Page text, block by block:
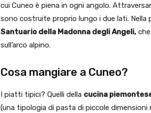
cui Cuneo è piena in ogni angolo.
sono costruite proprio lungo i due lati.
Santuario della Madonna degli Angeli,
sull’arco alpino.
Cosa mangiare a Cuneo?
I piatti tipici? Quelli della cucina
(una tipologia di pasta di piccole